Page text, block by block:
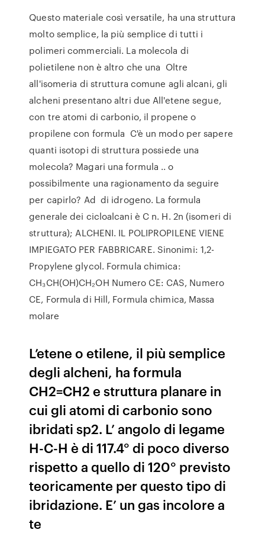
Questo materiale così versatile, ha una struttura
molto semplice, la più semplice di tutti i
polimeri commerciali. La molecola di
polietilene non è altro che una Oltre
all'isomeria di struttura comune agli alcani, gli
alcheni presentano altri due All'etene segue,
con tre atomi di carbonio, il propene o
propilene con formula C'è un modo per sapere
quanti isotopi di struttura possiede una
molecola? Magari una formula .. o
possibilmente una ragionamento da seguire
per capirlo? Ad di idrogeno. La formula
generale dei cicloalcani è C n. H. 2n (isomeri di
struttura); ALCHENI. IL POLIPROPILENE VIENE
IMPIEGATO PER FABBRICARE. Sinonimi: 1,2-
Propylene glycol. Formula chimica:
CH₃CH(OH)CH₂OH Numero CE: CAS, Numero
CE, Formula di Hill, Formula chimica, Massa
molare
L’etene o etilene, il più semplice
degli alcheni, ha formula
CH2=CH2 e struttura planare in
cui gli atomi di carbonio sono
ibridati sp2. L’ angolo di legame
H-C-H è di 117.4° di poco diverso
rispetto a quello di 120° previsto
teoricamente per questo tipo di
ibridazione. E’ un gas incolore a
te